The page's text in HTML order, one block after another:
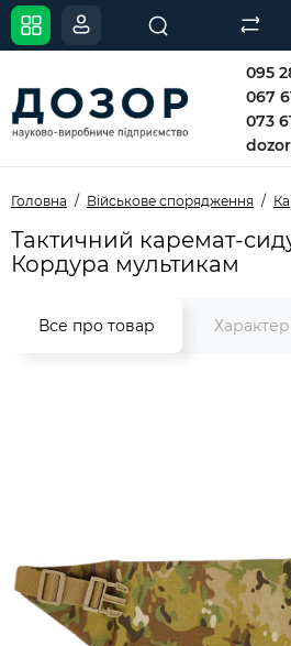
095
067
073
Головна Військове спорядження
Тактичний каремат-
Кордура мультикам
Все про товар